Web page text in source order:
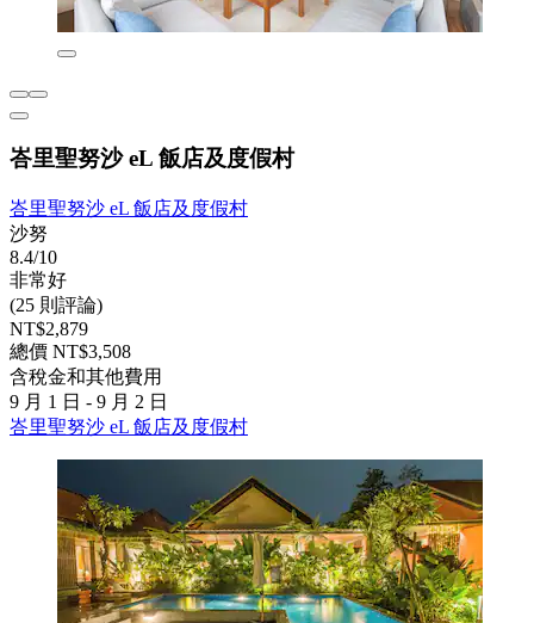
峇里聖努沙 eL 飯店及度假村
峇里聖努沙 eL 飯店及度假村
沙努
8.4/10
非常好
(25 則評論)
NT$2,879
總價 NT$3,508
含稅金和其他費用
9 月 1 日 - 9 月 2 日
峇里聖努沙 eL 飯店及度假村